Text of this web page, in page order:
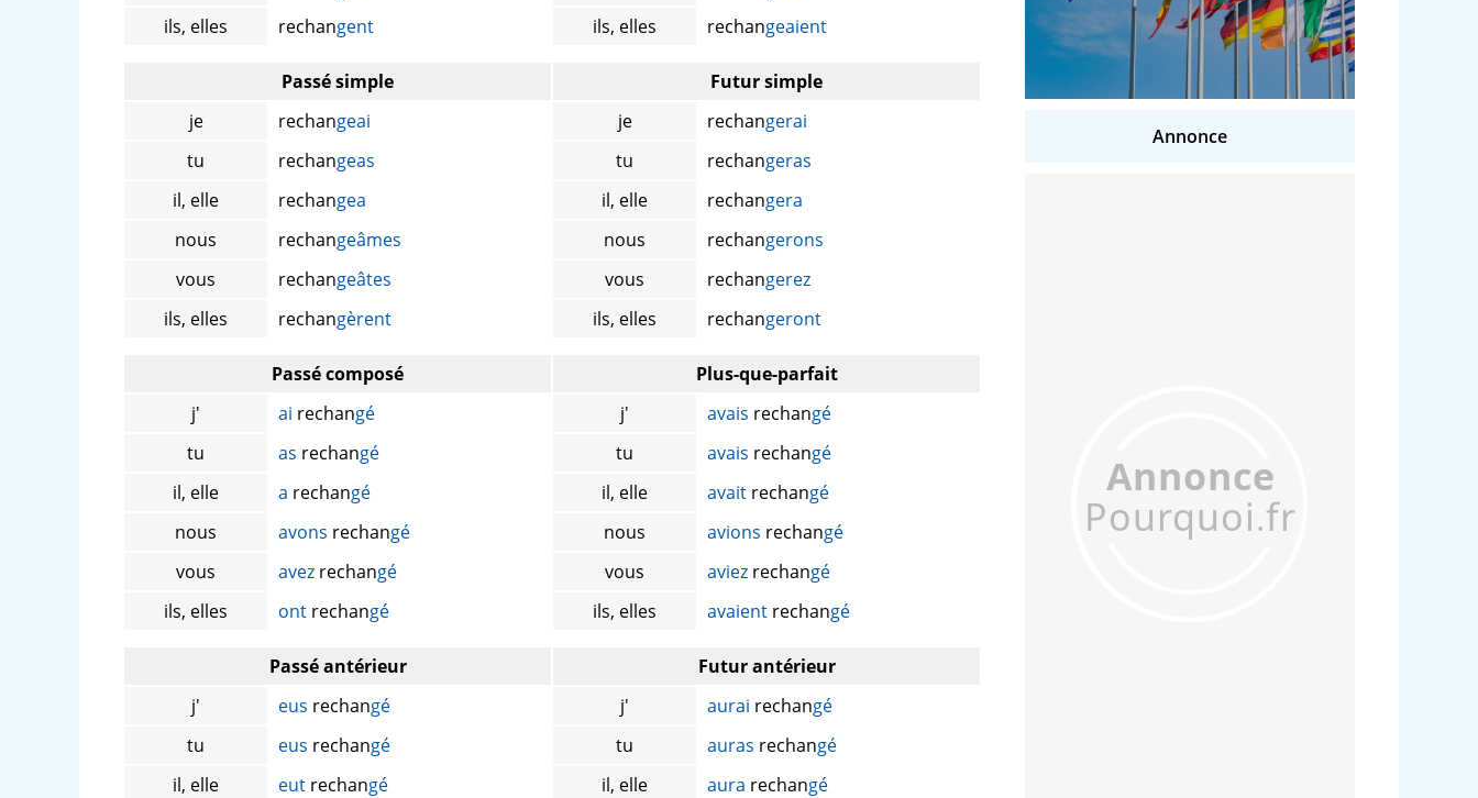
ils, elles
rechangent
ils, elles
rechangeaient
Passé simple
je
rechangeai
tu
rechangeas
il, elle
rechangea
nous
rechangeâmes
vous
rechangeâtes
ils, elles
rechangèrent
Futur simple
je
rechangerai
tu
rechangeras
il, elle
rechangera
nous
rechangerons
vous
rechangerez
ils, elles
rechangeront
Passé composé
j'
ai rechangé
tu
as rechangé
il, elle
a rechangé
nous
avons rechangé
vous
avez rechangé
ils, elles
ont rechangé
Plus-que-parfait
j'
avais rechangé
tu
avais rechangé
il, elle
avait rechangé
nous
avions rechangé
vous
aviez rechangé
ils, elles
avaient rechangé
Passé antérieur
j'
eus rechangé
tu
eus rechangé
il, elle
eut rechangé
Futur antérieur
j'
aurai rechangé
tu
auras rechangé
il, elle
aura rechangé
Annonce